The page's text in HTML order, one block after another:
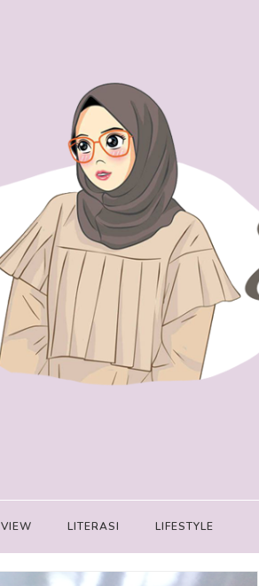
LITERASI LIFESTYLE